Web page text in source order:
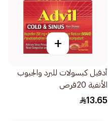
+
أدفيل كبسولات للبرد والجيوب
الأنفية 20قرص
13.65